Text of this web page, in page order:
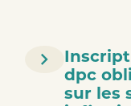
dpc
sur les